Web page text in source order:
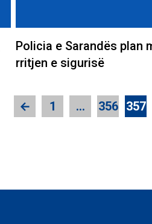
Policia e Sarandës plan
rritjen e sigurisë
← 1 … 356 357